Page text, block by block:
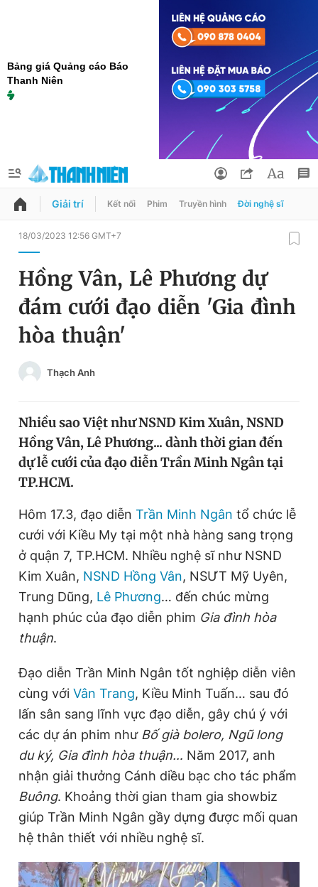
Bảng giá Quảng cáo Báo
Thanh Niên
QUẢNG CÁO
Chuyên mục
Chuyên mục khác
Chào ngày mới
Tin thị trường
Video Magazine
Sản phẩm khác
Tiện ích Bạn cần biết
Thông tin tòa soạn Liên hệ quảng cáo
Đọc Thanh Niên trên điện thoại
Theo dõi báo trên
Hotline
0906 645 777
Liên hệ quảng cáo
0908 780 404
Đặt báo Quảng cáo RSS Tòa soạn
Đổi mật khẩu
Tin đã lưu
Giải trí Kết nối Phim Truyền hình Đời nghệ sĩ
18/03/2023 12:56 GMT+7
Hồng Vân, Lê Phương dự
đám cưới đạo diễn 'Gia đình
hòa thuận'
Thạch Anh
Nhiều sao Việt như NSND Kim Xuân, NSND
Hồng Vân, Lê Phương... dành thời gian đến
dự lễ cưới của đạo diễn Trần Minh Ngân tại
TP.HCM.
Hôm 17.3, đạo diễn Trần Minh Ngân tổ chức lễ
cưới với Kiều My tại một nhà hàng sang trọng
ở quận 7, TP.HCM. Nhiều nghệ sĩ như NSND
Kim Xuân, NSND Hồng Vân, NSƯT Mỹ Uyên,
Trung Dũng, Lê Phương… đến chúc mừng
hạnh phúc của đạo diễn phim Gia đình hòa
thuận.
Đạo diễn Trần Minh Ngân tốt nghiệp diễn viên
cùng với Vân Trang, Kiều Minh Tuấn… sau đó
lấn sân sang lĩnh vực đạo diễn, gây chú ý với
các dự án phim như Bố già bolero, Ngũ long
du ký, Gia đình hòa thuận… Năm 2017, anh
nhận giải thưởng Cánh diều bạc cho tác phẩm
Buông. Khoảng thời gian tham gia showbiz
giúp Trần Minh Ngân gầy dựng được mối quan
hệ thân thiết với nhiều nghệ sĩ.